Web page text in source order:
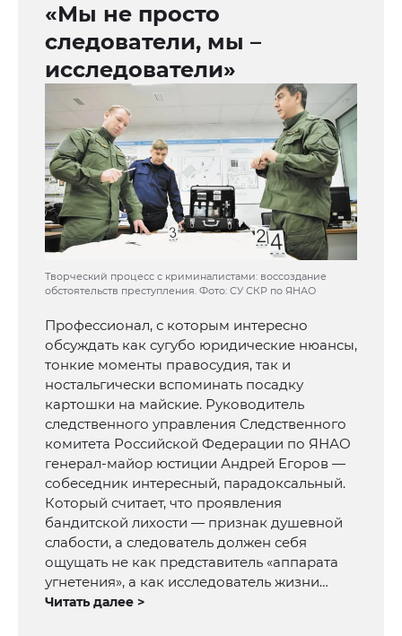
«Мы не просто
следователи, мы –
исследователи»
Творческий процесс с криминалистами: воссоздание
обстоятельств преступления. Фото: СУ СКР по ЯНАО
Профессионал, с которым интересно
обсуждать как сугубо юридические нюансы,
тонкие моменты правосудия, так и
ностальгически вспоминать посадку
картошки на майские. Руководитель
следственного управления Следственного
комитета Российской Федерации по ЯНАО
генерал-майор юстиции Андрей Егоров —
собеседник интересный, парадоксальный.
Который считает, что проявления
бандитской лихости — признак душевной
слабости, а следователь должен себя
ощущать не как представитель «аппарата
угнетения», а как исследователь жизни…
Читать далее >